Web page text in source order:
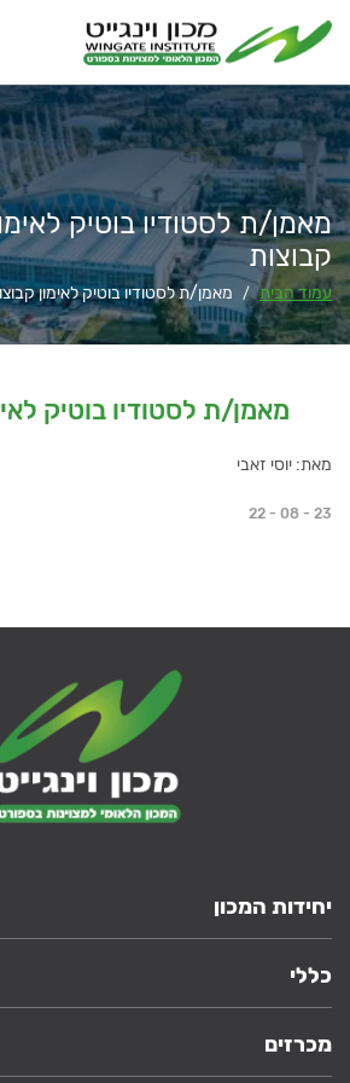
מאמן/ת לסטודיו בוטיק
קבוצות
עמוד הבית / מאמן/ת לסטודיו בוטיק לאימון
מאמן/ת לסטודיו בוטיק
מאת: יוסי זאבי
22 - 08 - 23
יחידות המכון
כללי
מכרזים